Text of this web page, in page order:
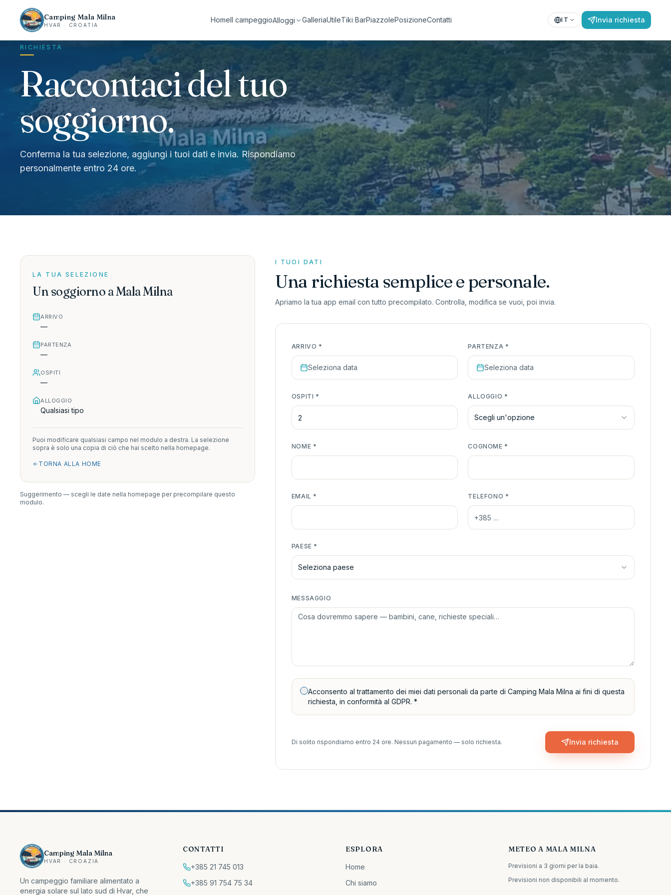
Camping Mala Milna
HVAR · CROATIA
HomeIl campeggioAlloggi GalleriaUtileTiki BarPiazzolePosizioneContatti IT Invia richiesta
RICHIESTA
Raccontaci del tuo
soggiorno.
Conferma la tua selezione, aggiungi i tuoi dati e invia. Rispondiamo
personalmente entro 24 ore.
LA TUA SELEZIONE
Un soggiorno a Mala Milna
ARRIVO
—
PARTENZA
—
OSPITI
—
ALLOGGIO
Qualsiasi tipo
Puoi modificare qualsiasi campo nel modulo a destra. La selezione
sopra è solo una copia di ciò che hai scelto nella homepage.
TORNA ALLA HOME
Suggerimento — scegli le date nella homepage per precompilare questo
modulo.
I TUOI DATI
Una richiesta semplice e personale.
Apriamo la tua app email con tutto precompilato. Controlla, modifica se vuoi, poi invia.
ARRIVO *
Seleziona data
PARTENZA *
Seleziona data
OSPITI * ALLOGGIO *
Scegli un'opzione
NOME * COGNOME *
EMAIL * TELEFONO *
PAESE *
Seleziona paese
MESSAGGIO
Acconsento al trattamento dei miei dati personali da parte di Camping Mala Milna ai fini di questa
richiesta, in conformità al GDPR. *
Di solito rispondiamo entro 24 ore. Nessun pagamento — solo richiesta. Invia richiesta
Camping Mala Milna
HVAR · CROAZIA
Un campeggio familiare alimentato a
energia solare sul lato sud di Hvar, che
CONTATTI
+385 21 745 013
+385 91 754 75 34
ESPLORA
Home
Chi siamo
METEO A MALA MILNA
Previsioni a 3 giorni per la baia.
Previsioni non disponibili al momento.